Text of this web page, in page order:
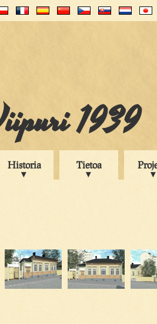
1939
Historia Tietoa